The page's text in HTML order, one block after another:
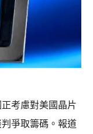
考慮對美國晶片
爭取籌碼。報道